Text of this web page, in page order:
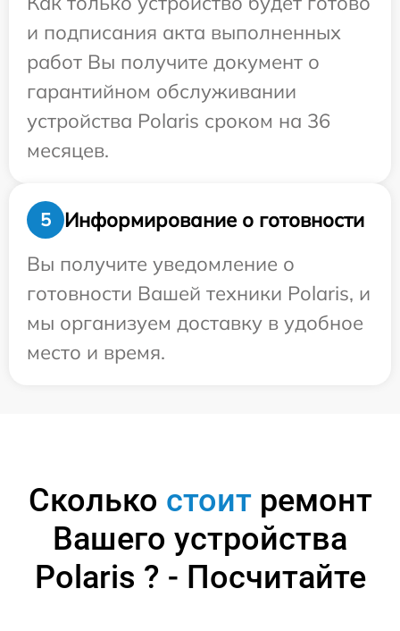
и подписания акта выполненных
работ Вы получите документ о
гарантийном обслуживании
устройства Polaris сроком на 36
месяцев.
5
Информирование о готовности
Вы получите уведомление о
готовности Вашей техники Polaris, и
мы организуем доставку в удобное
место и время.
Сколько стоитремонт
Вашего устройства
Polaris ? - Посчитайте